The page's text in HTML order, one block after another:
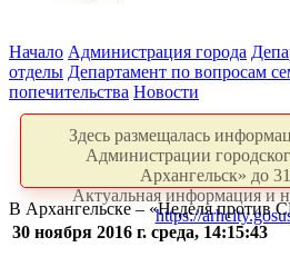
Начало Администрация города
отделы Департамент по вопросам
попечительства Новости
Здесь размещалась
Администрации
Архангельск» до
Актуальная информация и
https://
В Архангельске – «Неделя против
30 ноября 2016 г. среда, 14:15:43